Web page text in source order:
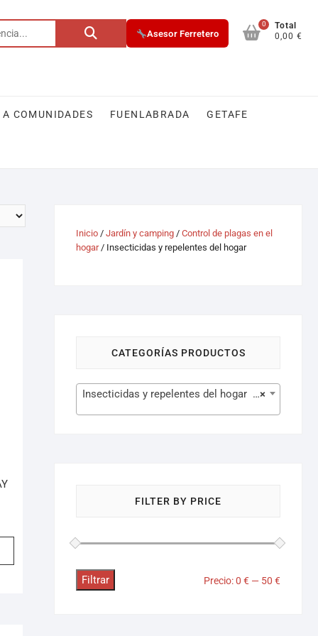
Asesor Ferretero
0
Total
0,00 €
COMUNIDADES FUENLABRADA GETAFE
Inicio / Jardín y camping / Control de plagas en el
hogar/ Insecticidas y repelentes del hogar
CATEGORÍAS PRODUCTOS
×
Insecticidas y repelentes del hogar (101)
FILTER BY PRICE
Filtrar Precio:0 € — 50 €